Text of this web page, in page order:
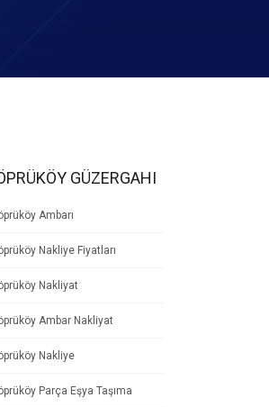
GÜZERGAHI
Ambarı
Nakliye Fiyatları
Nakliyat
Ambar Nakliyat
Nakliye
Parça Eşya Taşıma